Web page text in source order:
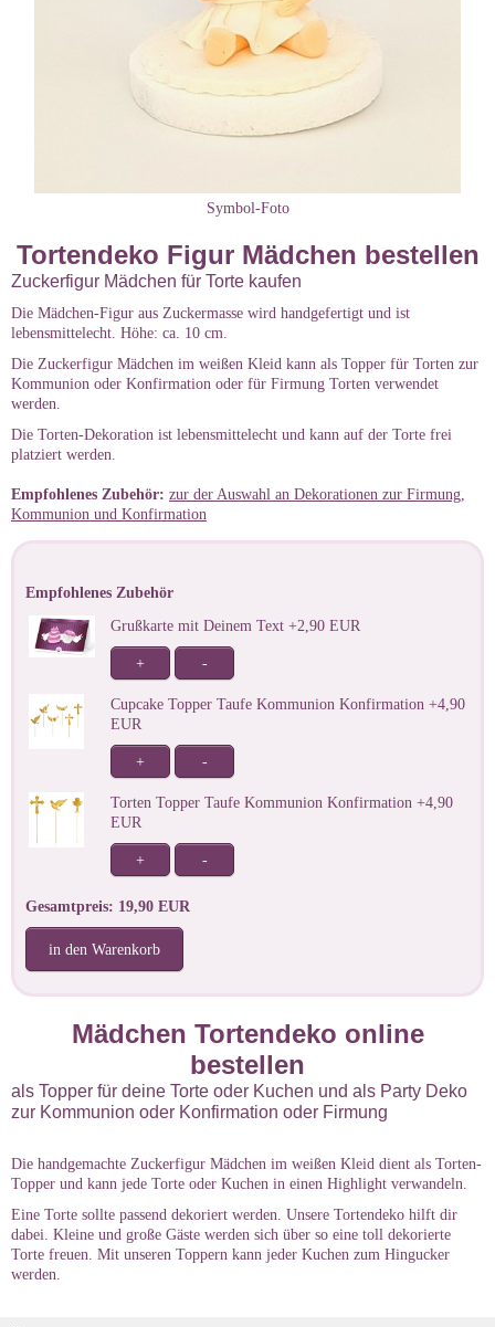
Symbol-Foto
Tortendeko Figur Mädchen bestellen
Zuckerfigur Mädchen für Torte kaufen
Die Mädchen-Figur aus Zuckermasse wird handgefertigt und ist
lebensmittelecht. Höhe: ca. 10 cm.
Die Zuckerfigur Mädchen im weißen Kleid kann als Topper für Torten zur
Kommunion oder Konfirmation oder für Firmung Torten verwendet
werden.
Die Torten-Dekoration ist lebensmittelecht und kann auf der Torte frei
platziert werden.
Empfohlenes Zubehör: zur der Auswahl an Dekorationen zur Firmung,
Kommunion und Konfirmation
Empfohlenes Zubehör
Grußkarte mit Deinem Text +2,90 EUR
+ -
Cupcake Topper Taufe Kommunion Konfirmation +4,90
EUR
+ -
Torten Topper Taufe Kommunion Konfirmation +4,90
EUR
+ -
Gesamtpreis: 19,90 EUR
in den Warenkorb
Mädchen Tortendeko online
bestellen
als Topper für deine Torte oder Kuchen und als Party Deko
zur Kommunion oder Konfirmation oder Firmung
Die handgemachte Zuckerfigur Mädchen im weißen Kleid dient als Torten-
Topper und kann jede Torte oder Kuchen in einen Highlight verwandeln.
Eine Torte sollte passend dekoriert werden. Unsere Tortendeko hilft dir
dabei. Kleine und große Gäste werden sich über so eine toll dekorierte
Torte freuen. Mit unseren Toppern kann jeder Kuchen zum Hingucker
werden.